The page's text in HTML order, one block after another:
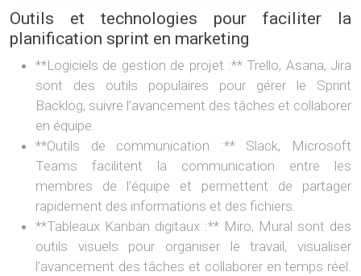
Outils et technologies pour faciliter la
planification sprint en marketing
**Logiciels de gestion de projet :** Trello, Asana, Jira
sont des outils populaires pour gérer le Sprint
Backlog, suivre l’avancement des tâches et collaborer
en équipe.
**Outils de communication :** Slack, Microsoft
Teams facilitent la communication entre les
membres de l’équipe et permettent de partager
rapidement des informations et des fichiers.
**Tableaux Kanban digitaux :** Miro, Mural sont des
outils visuels pour organiser le travail, visualiser
l’avancement des tâches et collaborer en temps réel.